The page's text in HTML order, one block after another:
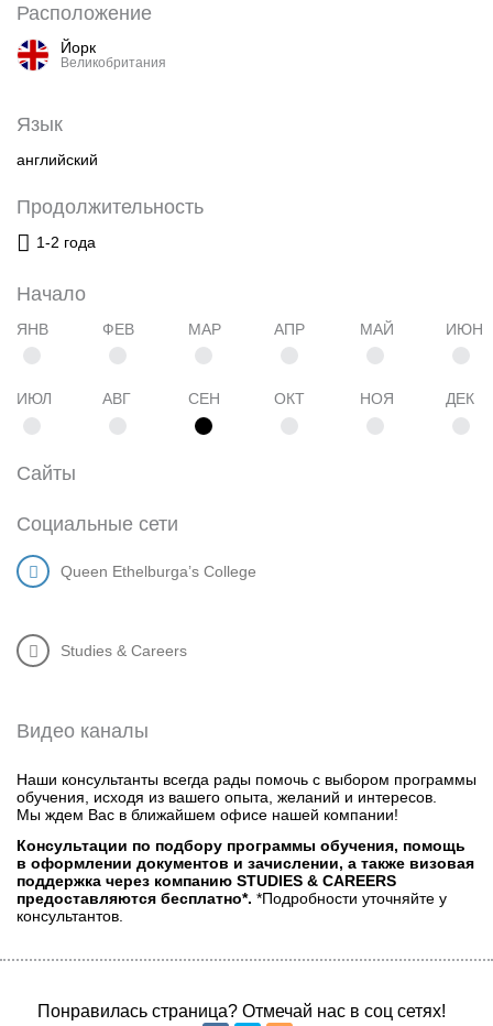
Расположение
Йорк
Великобритания
Язык
английский
Продолжительность
1-2 года
Начало
ЯНВ ФЕВ МАР АПР МАЙ ИЮН
ИЮЛ АВГ СЕН ОКТ НОЯ ДЕК
Сайты
Социальные сети
Queen Ethelburga’s College
Studies & Careers
Видео каналы
Наши консультанты всегда рады помочь с выбором программы
обучения, исходя из вашего опыта, желаний и интересов.
Мы ждем Вас в ближайшем офисе нашей компании!
Консультации по подбору программы обучения, помощь
в оформлении документов и зачислении, а также визовая
поддержка через компанию STUDIES & CAREERS
предоставляются бесплатно*. *Подробности уточняйте у
консультантов.
Понравилась страница? Отмечай нас в соц сетях!